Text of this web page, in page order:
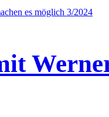
es möglich 3/2024